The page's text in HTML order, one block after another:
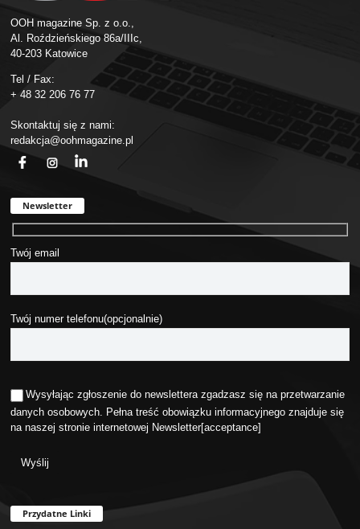
OOH magazine Sp. z o.o.,
Al. Roździeńskiego 86a/IIIc,
40-203 Katowice
Tel / Fax:
+ 48 32 206 76 77
Skontaktuj się z nami:
redakcja@oohmagazine.pl
Newsletter
Twój email
Twój numer telefonu(opcjonalnie)
Wysyłając zgłoszenie do newslettera zgadzasz się na przetwarzanie
danych osobowych. Pełna treść obowiązku informacyjnego znajduje się
na naszej stronie internetowej Newsletter[acceptance]
Przydatne Linki